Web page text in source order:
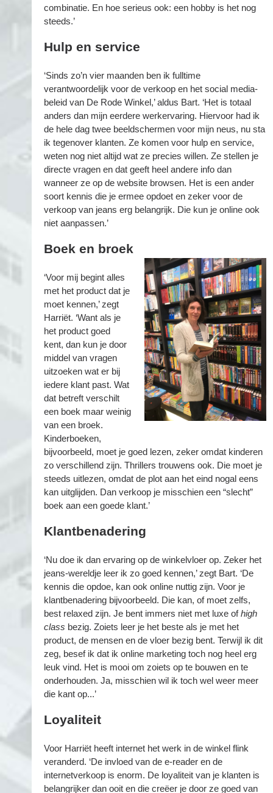
combinatie. En hoe serieus ook: een hobby is het nog
steeds.’
Hulp en service
‘Sinds zo’n vier maanden ben ik fulltime
verantwoordelijk voor de verkoop en het social media-
beleid van De Rode Winkel,’ aldus Bart. ‘Het is totaal
anders dan mijn eerdere werkervaring. Hiervoor had ik
de hele dag twee beeldschermen voor mijn neus, nu sta
ik tegenover klanten. Ze komen voor hulp en service,
weten nog niet altijd wat ze precies willen. Ze stellen je
directe vragen en dat geeft heel andere info dan
wanneer ze op de website browsen. Het is een ander
soort kennis die je ermee opdoet en zeker voor de
verkoop van jeans erg belangrijk. Die kun je online ook
niet aanpassen.’
Boek en broek
‘Voor mij begint alles
met het product dat je
moet kennen,’ zegt
Harriët. ‘Want als je
het product goed
kent, dan kun je door
middel van vragen
uitzoeken wat er bij
iedere klant past. Wat
dat betreft verschilt
een boek maar weinig
van een broek.
Kinderboeken,
bijvoorbeeld, moet je goed lezen, zeker omdat kinderen
zo verschillend zijn. Thrillers trouwens ook. Die moet je
steeds uitlezen, omdat de plot aan het eind nogal eens
kan uitglijden. Dan verkoop je misschien een “slecht”
boek aan een goede klant.’
Klantbenadering
‘Nu doe ik dan ervaring op de winkelvloer op. Zeker het
jeans-wereldje leer ik zo goed kennen,’ zegt Bart. ‘De
kennis die opdoe, kan ook online nuttig zijn. Voor je
klantbenadering bijvoorbeeld. Die kan, of moet zelfs,
best relaxed zijn. Je bent immers niet met luxe ofhigh
class bezig. Zoiets leer je het beste als je met het
product, de mensen en de vloer bezig bent. Terwijl ik dit
zeg, besef ik dat ik online marketing toch nog heel erg
leuk vind. Het is mooi om zoiets op te bouwen en te
onderhouden. Ja, misschien wil ik toch wel weer meer
die kant op...’
Loyaliteit
Voor Harriët heeft internet het werk in de winkel flink
veranderd. ‘De invloed van de e-reader en de
internetverkoop is enorm. De loyaliteit van je klanten is
belangrijker dan ooit en die creëer je door ze goed van